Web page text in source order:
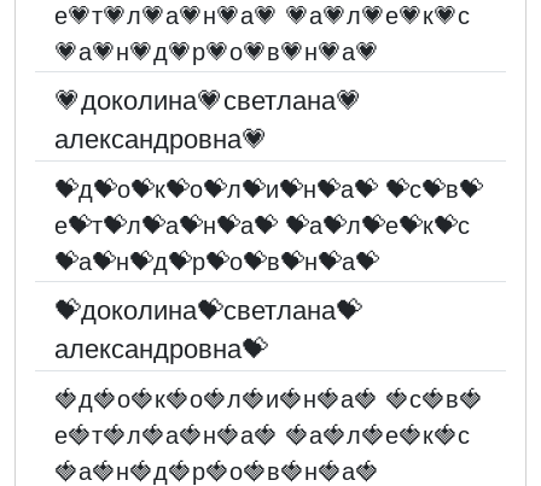
е💗т💗л💗а💗н💗а💗 💗а💗л💗е💗к💗с
💗а💗н💗д💗р💗о💗в💗н💗а💗
💗доколина💗светлана💗
александровна💗
💝д💝о💝к💝о💝л💝и💝н💝а💝 💝с💝в💝
е💝т💝л💝а💝н💝а💝 💝а💝л💝е💝к💝с
💝а💝н💝д💝р💝о💝в💝н💝а💝
💝доколина💝светлана💝
александровна💝
🍓д🍓о🍓к🍓о🍓л🍓и🍓н🍓а🍓 🍓с🍓в🍓
е🍓т🍓л🍓а🍓н🍓а🍓 🍓а🍓л🍓е🍓к🍓с
🍓а🍓н🍓д🍓р🍓о🍓в🍓н🍓а🍓